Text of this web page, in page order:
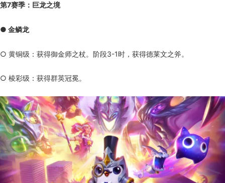
第7赛季：巨龙之境
● 金鳞龙
○ 黄铜级：获得御金师之杖。阶段3-1时，获得德莱文之斧。
○ 棱彩级：获得群英冠冕。